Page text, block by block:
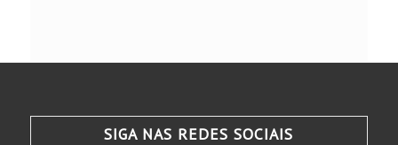
SIGA NAS REDES SOCIAIS